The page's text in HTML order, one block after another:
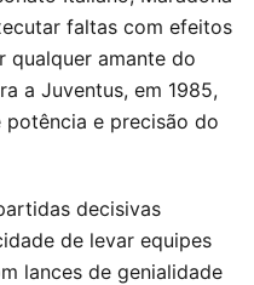
faltas com efeitos
qualquer amante do
a Juventus, em 1985,
e precisão do
decisivas
de levar equipes
lances de genialidade